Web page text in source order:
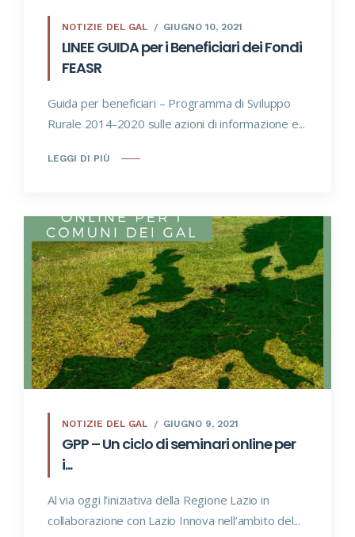
NOTIZIE DEL GAL GIUGNO 10, 2021
LINEE GUIDA per i Beneficiari dei Fondi
FEASR
Guida per beneficiari – Programma di Sviluppo
Rurale 2014-2020 sulle azioni di informazione e...
LEGGI DI PIÙ
NOTIZIE DEL GAL GIUGNO 9, 2021
GPP – Un ciclo di seminari online per
i...
Al via oggi l’iniziativa della Regione Lazio in
collaborazione con Lazio Innova nell’ambito del...